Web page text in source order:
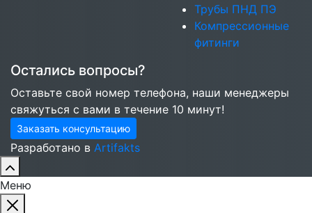
Трубы ПНД ПЭ
Компрессионные
фитинги
Остались вопросы?
Оставьте свой номер телефона, наши менеджеры
свяжуться с вами в течение 10 минут!
Заказать консультацию
Разработано в Artifakts
Меню